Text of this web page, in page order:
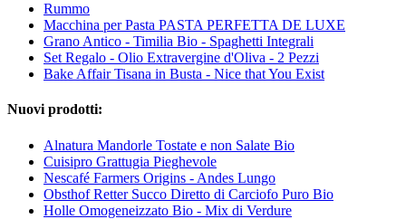
Rummo
Macchina per Pasta PASTA PERFETTA DE LUXE
Grano Antico - Timilia Bio - Spaghetti Integrali
Set Regalo - Olio Extravergine d'Oliva - 2 Pezzi
Bake Affair Tisana in Busta - Nice that You Exist
Nuovi prodotti:
Alnatura Mandorle Tostate e non Salate Bio
Cuisipro Grattugia Pieghevole
Nescafé Farmers Origins - Andes Lungo
Obsthof Retter Succo Diretto di Carciofo Puro Bio
Holle Omogeneizzato Bio - Mix di Verdure